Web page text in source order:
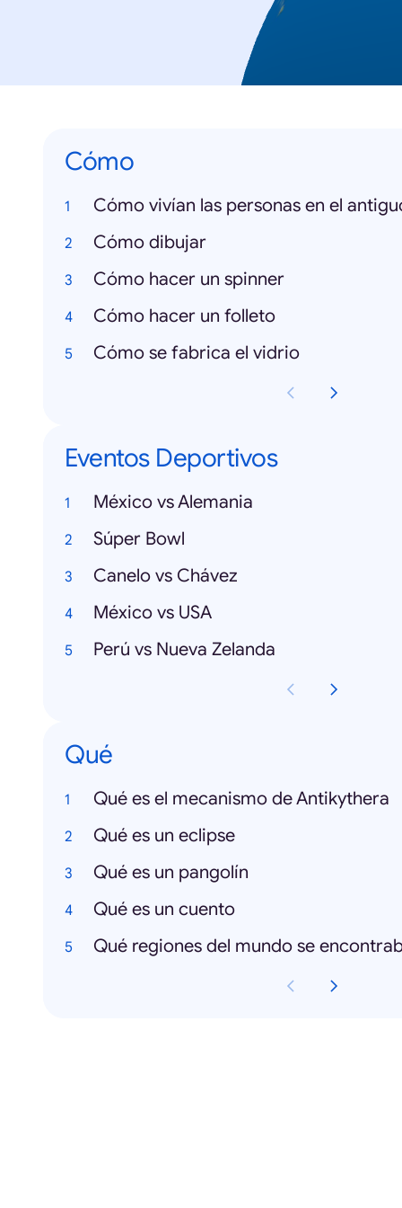
Cómo
Cómo vivían las personas en el
Cómo dibujar
Cómo hacer un spinner
Cómo hacer un folleto
Cómo se fabrica el vidrio
Eventos Deportivos
México vs Alemania
Súper Bowl
Canelo vs Chávez
México vs USA
Perú vs Nueva Zelanda
Qué
Qué es el mecanismo de Antikythera
Qué es un eclipse
Qué es un pangolín
Qué es un cuento